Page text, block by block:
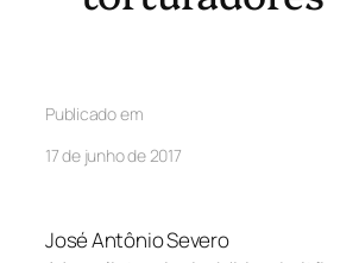
Publicado em
17 de junho de 2017
José Antônio Severo